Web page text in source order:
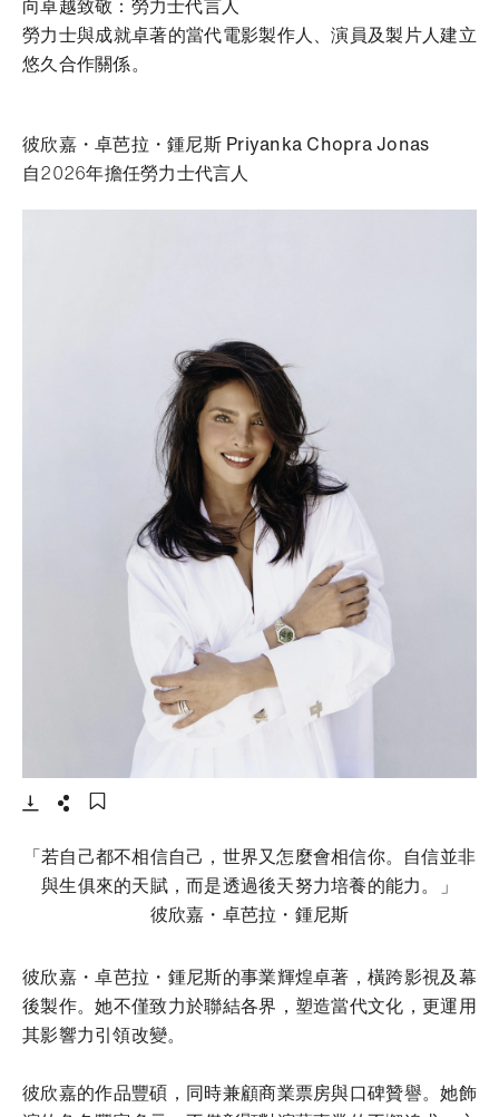
向卓越致敬：勞力士代言人
勞力士與成就卓著的當代電影製作人、演員及製片人建立
悠久合作關係。
彼欣嘉・卓芭拉・鍾尼斯 Priyanka Chopra Jonas
自2026年擔任勞力士代言人
- 打開lightbox
「若自己都不相信自己，世界又怎麼會相信你。自信並非
與生俱來的天賦，而是透過後天努力培養的能力。」
彼欣嘉・卓芭拉・鍾尼斯
彼欣嘉・卓芭拉・鍾尼斯的事業輝煌卓著，橫跨影視及幕
後製作。她不僅致力於聯結各界，塑造當代文化，更運用
其影響力引領改變。
彼欣嘉的作品豐碩，同時兼顧商業票房與口碑贊譽。她飾